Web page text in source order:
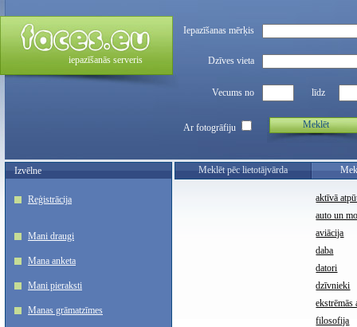
iepazīšanās serveris
Iepazīšanas mērķis
Dzīves vieta
Vecums no līdz
Ar fotogrāfiju Meklēt
Izvēlne
Reģistrācija
Mani draugi
Mana anketa
Mani pieraksti
Manas grāmatzīmes
Meklēt pēc lietotājvārda
aktīvā
auto un
aviācija
daba
datori
dzīvnieki
ekstrēmās
filosofija